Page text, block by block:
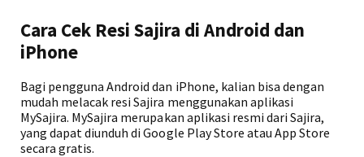
Cara Cek Resi Sajira di Android dan
iPhone
Bagi pengguna Android dan iPhone, kalian bisa dengan
mudah melacak resi Sajira menggunakan aplikasi
MySajira. MySajira merupakan aplikasi resmi dari Sajira,
yang dapat diunduh di Google Play Store atau App Store
secara gratis.